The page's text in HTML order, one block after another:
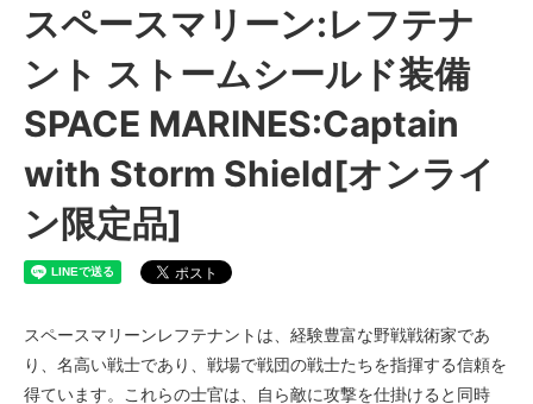
スペースマリーン:レフテナ
ント ストームシールド装備
SPACE MARINES:Captain
with Storm Shield[オンライ
ン限定品]
スペースマリーンレフテナントは、経験豊富な野戦戦術家であ
り、名高い戦士であり、戦場で戦団の戦士たちを指揮する信頼を
得ています。これらの士官は、自ら敵に攻撃を仕掛けると同時